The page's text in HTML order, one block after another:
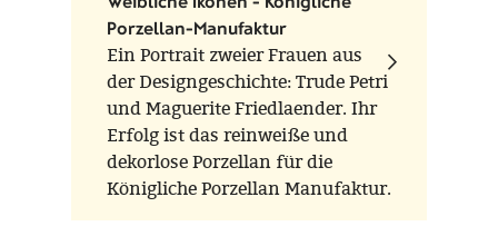
Porzellan-Manufaktur
Ein Portrait zweier Frauen aus
der Designgeschichte: Trude Petri
und Maguerite Friedlaender. Ihr
Erfolg ist das reinweiße und
dekorlose Porzellan für die
Königliche Porzellan Manufaktur.
Parallel zu Friedländers